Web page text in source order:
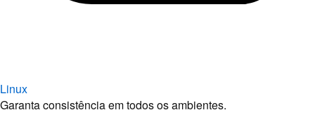
Linux
Garanta consistência em todos os ambientes.